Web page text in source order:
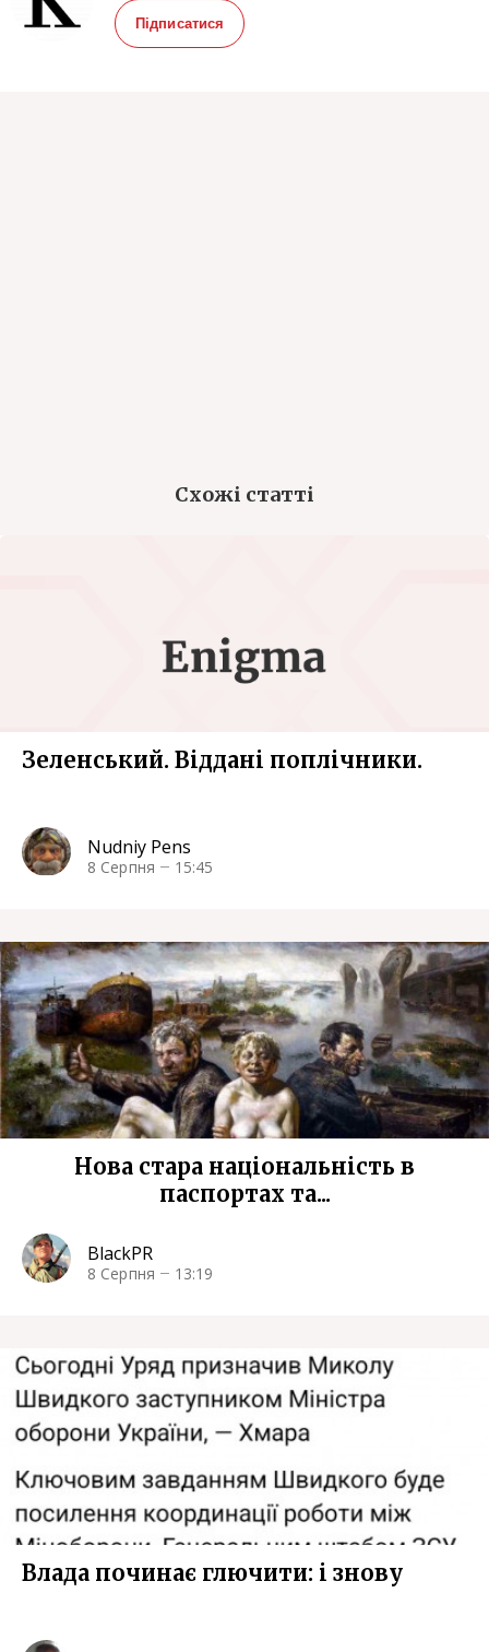
Підписатися
Схожі статті
Зеленський. Віддані поплічники.
Nudniy Pens
8 Серпня 15:45
Нова стара національність в
паспортах та...
BlackPR
8 Серпня 13:19
Влада починає глючити: i знову